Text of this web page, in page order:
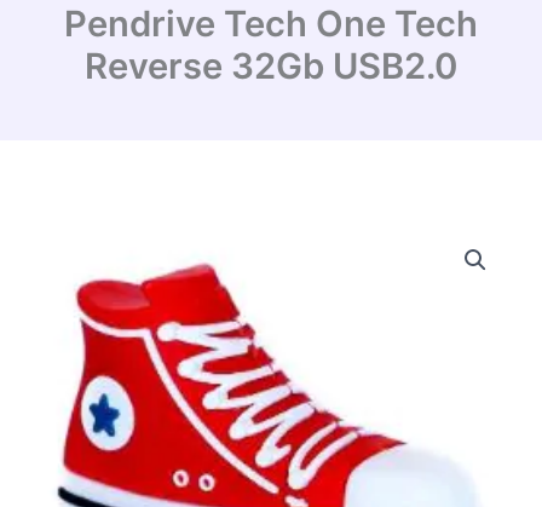
Pendrive Tech One Tech
Reverse 32Gb USB2.0